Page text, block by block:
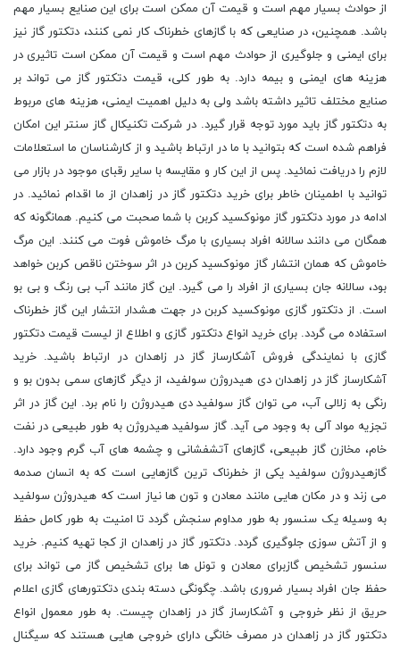
از حوادث بسیار مهم است و قیمت آن ممکن است برای این صنایع بسیار مهم
باشد. همچنین، در صنایعی که با گازهای خطرناک کار نمی کنند، دتکتور گاز نیز
برای ایمنی و جلوگیری از حوادث مهم است و قیمت آن ممکن است تاثیری در
هزینه های ایمنی و بیمه دارد. به طور کلی، قیمت دتکتور گاز می تواند بر
صنایع مختلف تاثیر داشته باشد ولی به دلیل اهمیت ایمنی، هزینه های مربوط
به دتکتور گاز باید مورد توجه قرار گیرد. در شرکت تکنیکال گاز سنتر این امکان
فراهم شده است که بتوانید با ما در ارتباط باشید و از کارشناسان ما استعلامات
لازم را دریافت نمائید. پس از این کار و مقایسه با سایر رقبای موجود در بازار می
توانید با اطمینان خاطر برای خرید دتکتور گاز در زاهدان از ما اقدام نمائید. در
ادامه در مورد دتکتور گاز مونوکسید کربن با شما صحبت می کنیم. همانگونه که
همگان می دانند سالانه افراد بسیاری با مرگ خاموش فوت می کنند. این مرگ
خاموش که همان انتشار گاز مونوکسید کربن در اثر سوختن ناقص کربن خواهد
بود، سالانه جان بسیاری از افراد را می گیرد. این گاز مانند آب بی رنگ و بی بو
است. از دتکتور گازی مونوکسید کربن در جهت هشدار انتشار این گاز خطرناک
استفاده می گردد. برای خرید انواع دتکتور گازی و اطلاع از لیست قیمت دتکتور
گازی با نمایندگی فروش آشکارساز گاز در زاهدان در ارتباط باشید. خرید
آشکارساز گاز در زاهدان دی هیدروژن سولفید، از دیگر گازهای سمی بدون بو و
رنگی به زلالی آب، می توان گاز سولفید دی هیدروژن را نام برد. این گاز در اثر
تجزیه مواد آلی به وجود می آید. گاز سولفید هیدروژن به طور طبیعی در نفت
خام، مخازن گاز طبیعی، گازهای آتشفشانی و چشمه های آب گرم وجود دارد.
گازهیدروژن سولفید یکی از خطرناک ترین گازهایی است که به انسان صدمه
می زند و در مکان هایی مانند معادن و تون ها نیاز است که هیدروژن سولفید
به وسیله یک سنسور به طور مداوم سنجش گردد تا امنیت به طور کامل حفظ
و از آتش سوزی جلوگیری گردد. دتکتور گاز در زاهدان از کجا تهیه کنیم. خرید
سنسور تشخیص گازبرای معادن و تونل ها برای تشخیص گاز می تواند برای
حفظ جان افراد بسیار ضروری باشد. چگونگی دسته بندی دتکتورهای گازی اعلام
حریق از نظر خروجی و آشکارساز گاز در زاهدان چیست. به طور معمول انواع
دتکتور گاز در زاهدان در مصرف خانگی دارای خروجی هایی هستند که سیگنال